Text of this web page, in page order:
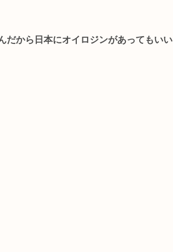
だから日本にオイロジンがあってもいい